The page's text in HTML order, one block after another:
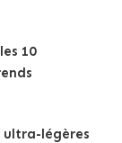
10
ultra-légères